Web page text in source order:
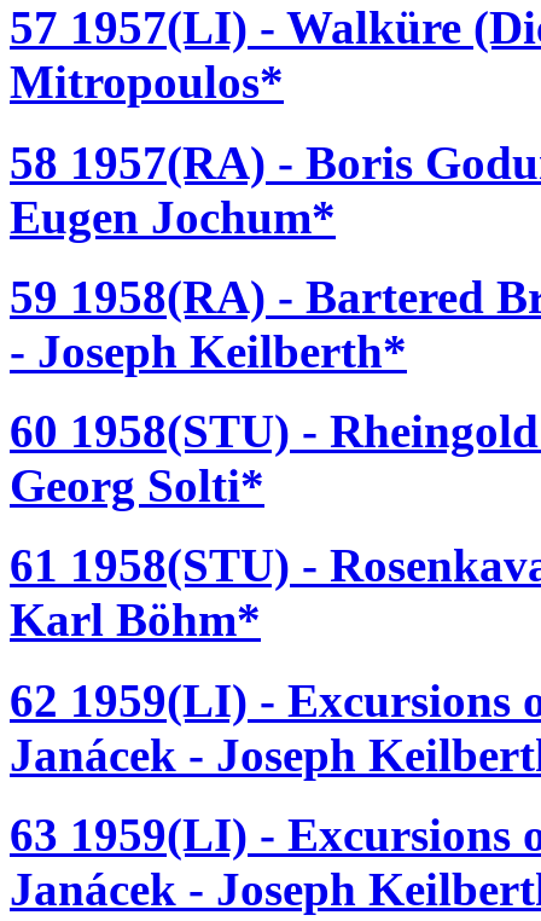
57 1957(LI) - Walküre
Mitropoulos*
58 1957(RA) - Boris
Eugen Jochum*
59 1958(RA) - Bartered
- Joseph Keilberth*
60 1958(STU) -
Georg Solti*
61 1958(STU) -
Karl Böhm*
62 1959(LI) - Excursions
Janácek - Joseph
63 1959(LI) - Excursions
Janácek - Joseph